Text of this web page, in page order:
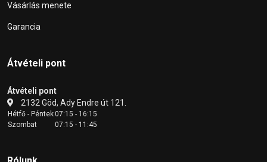
Vásárlás menete
Garancia
Átvételi pont
Átvételi pont
2132 Göd, Ady Endre út 121.
Hétfő - Péntek07:15 - 16:15
Szombat
07:15 - 11:45